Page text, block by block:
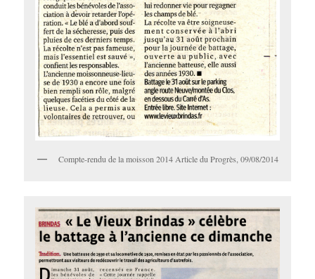
Compte-rendu de la moisson 2014 Article du Progrès, 09/08/2014